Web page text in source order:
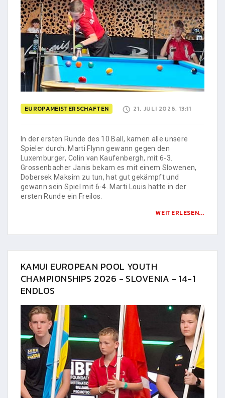
EUROPAMEISTERSCHAFTEN 21. JULI 2026, 13:11
In der ersten Runde des 10 Ball, kamen alle unsere
Spieler durch. Marti Flynn gewann gegen den
Luxemburger, Colin van Kaufenbergh, mit 6-3.
Grossenbacher Janis bekam es mit einem Slowenen,
Dobersek Maksim zu tun, hat gut gekämpft und
gewann sein Spiel mit 6-4. Marti Louis hatte in der
ersten Runde ein Freilos.
WEITERLESEN...
KAMUI EUROPEAN POOL YOUTH
CHAMPIONSHIPS 2026 - SLOVENIA - 14-1
ENDLOS